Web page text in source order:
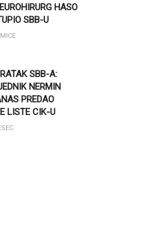
HASO
SBB-U
SBB-A:
NERMIN
PREDAO
LISTE CIK-U